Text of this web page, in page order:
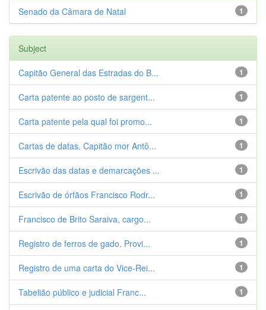
1
Senado da Câmara de Natal
Subject
1
Capitão General das Estradas do B...
1
Carta patente ao posto de sargent...
1
Carta patente pela qual foi promo...
1
Cartas de datas. Capitão mor Antô...
1
Escrivão das datas e demarcações ...
1
Escrivão de órfãos Francisco Rodr...
1
Francisco de Brito Saraiva, cargo...
1
Registro de ferros de gado. Provi...
1
Registro de uma carta do Vice-Rei...
1
Tabelião público e judicial Franc...